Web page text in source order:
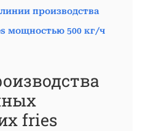
производства
мощностью 500 кг/ч
fries